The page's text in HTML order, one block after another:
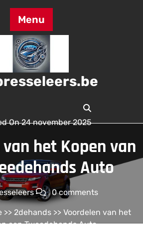
Menu
On 24 november 2025
het Kopen van
Auto
0 comments
>> 2dehands>> Voordelen van het
een Tweedehands Auto